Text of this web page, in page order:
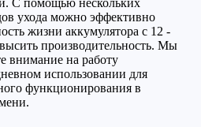
С помощью нескольких
ухода можно эффективно
жизни аккумулятора с 12 -
производительность. Мы
внимание на работу
использовании для
функционирования в